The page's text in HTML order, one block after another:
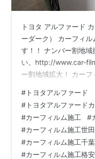
トヨタ アルファード
ーダーク） カーフィ
す！！ ナンバー割地域
い。http://www.car-
ー割地域拡大！ カーフ
フィルム格安施工 ナン
ご覧下さい。http://
グ・ガラスコーティン
ボディコーティング・
ャンペーン中！！ボデ
# トヨタアルファード
# トヨタアルファード
#カーフィルム施工 #
#カーフィルム施工世
#カーフィルム施工千葉
#カーフィルム施工格安